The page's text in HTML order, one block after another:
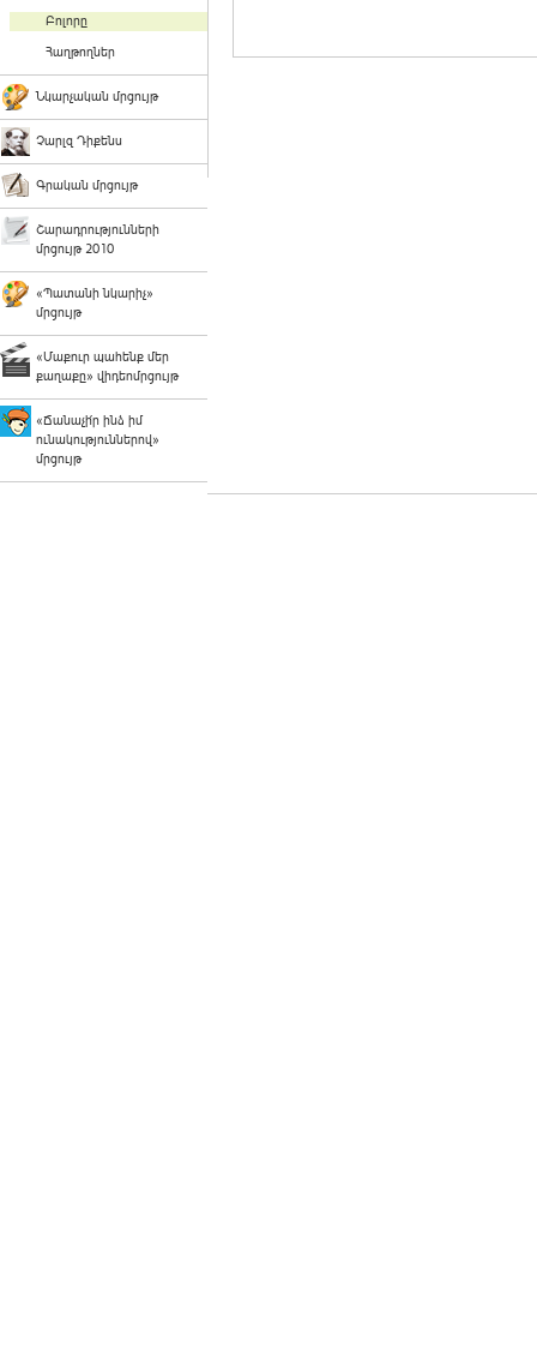
Բոլորը
Հաղթողներ
Նկարչական մրցույթ
Չարլզ Դիքենս
Գրական մրցույթ
Շարադրությունների
մրցույթ 2010
«Պատանի նկարիչ»
մրցույթ
«Մաքուր պահենք մեր
քաղաքը» վիդեոմրցույթ
«Ճանաչի՛ր ինձ իմ
ունակություններով»
մրցույթ